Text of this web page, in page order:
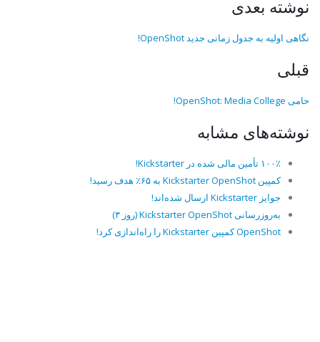
نوشته بعدی
نگاهی اولیه به جدول زمانی جدید OpenShot!
قبلی
حامی OpenShot: Media College!
نوشته‌های مشابه
۱۰۰٪ تأمین مالی شده در Kickstarter!
کمپین Kickstarter OpenShot به ۶۵٪ هدف رسید!
جوایز Kickstarter ارسال شده‌اند!
به‌روزرسانی Kickstarter OpenShot (روز ۳)
OpenShot کمپین Kickstarter را راه‌اندازی کرد!